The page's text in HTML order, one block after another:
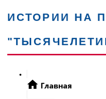
ИСТОРИИ НА